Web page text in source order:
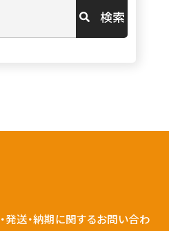
検索
発送・納期に関するお問い合わ